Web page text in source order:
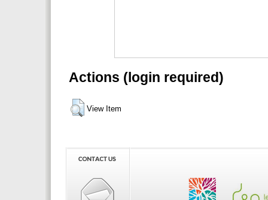
Actions (login required)
View Item